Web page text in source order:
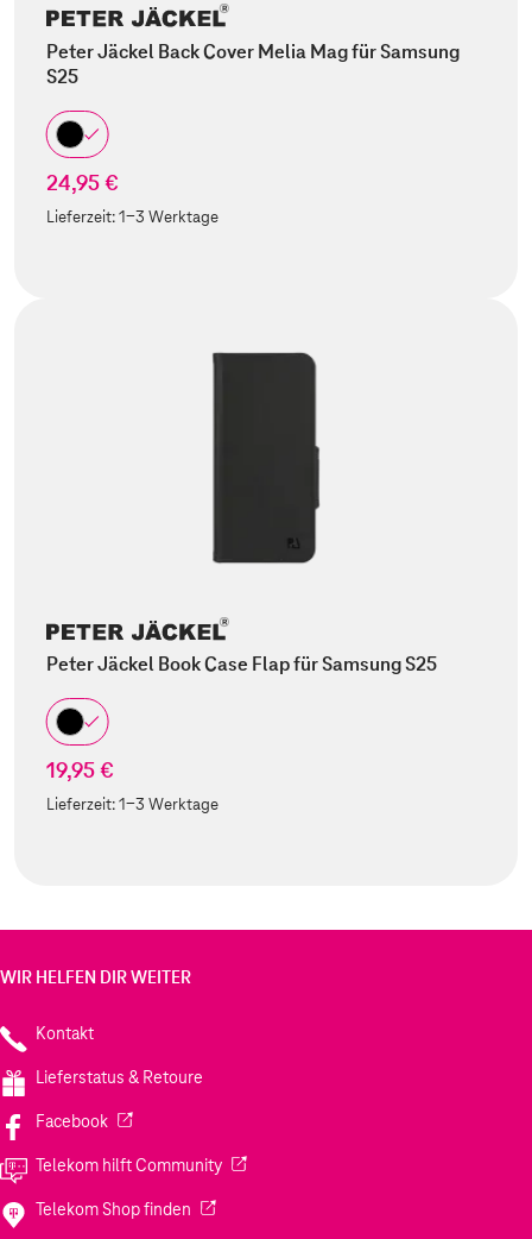
Peter Jäckel Back Cover Melia Mag für Samsung
S25
24,95 €
Lieferzeit:1-3 Werktage
Peter Jäckel Book Case Flap für Samsung S25
19,95 €
Lieferzeit:1-3 Werktage
WIR HELFEN DIR WEITER
Kontakt
Lieferstatus & Retoure
Facebook(Wird in einem neuen Tab geöffnet)
Telekom hilft Community(Wird in einem neuen Tab geöffnet)
Telekom Shop finden (Wird in einem neuen Tab geöffnet)